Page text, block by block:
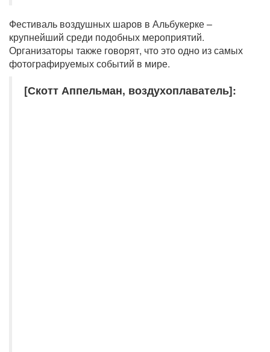
Фестиваль воздушных шаров в Альбукерке –
крупнейший среди подобных мероприятий.
Организаторы также говорят, что это одно из самых
фотографируемых событий в мире.
[Скотт Аппельман, воздухоплаватель]: